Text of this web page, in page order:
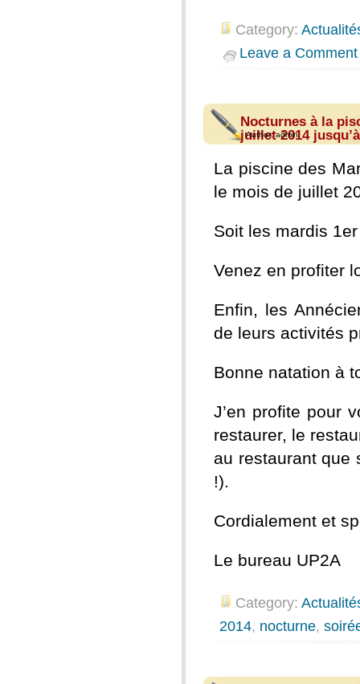
Category:
Leave a Comment
Nocturnes à la
juillet 2014
Author:admin
La piscine des
le mois de juillet
Soit les mardis
Venez en profiter
Enfin, les
de leurs activités
Bonne natation à
J’en profite pour
restaurer, le
au restaurant que
!).
Cordialement et
Le bureau UP2A
Category:
2014, nocturne,